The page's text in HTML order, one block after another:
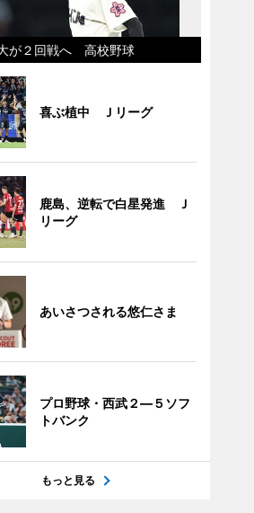
が２回戦へ 高校野球
喜ぶ植中 Ｊリーグ
鹿島、逆転で白星発進 Ｊ
リーグ
あいさつされる悠仁さま
プロ野球・西武２―５ソフ
トバンク
もっと見る